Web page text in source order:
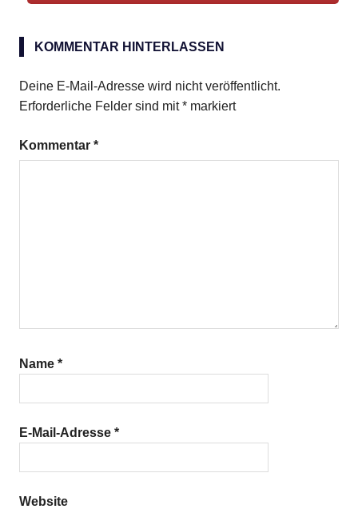
KOMMENTAR HINTERLASSEN
Deine E-Mail-Adresse wird nicht veröffentlicht.
Erforderliche Felder sind mit* markiert
Kommentar *
Name *
E-Mail-Adresse *
Website